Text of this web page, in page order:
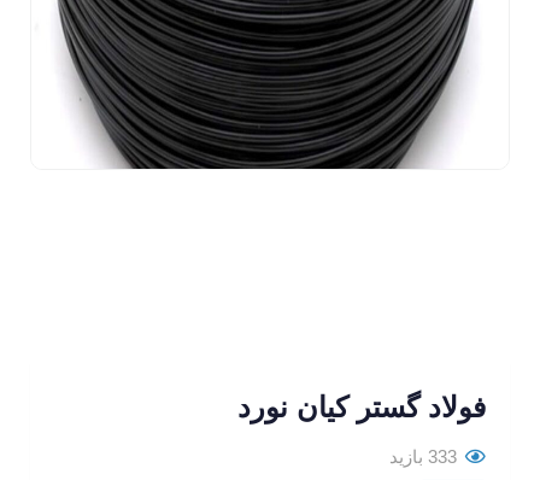
فولاد گستر کیان نورد
333 بازید